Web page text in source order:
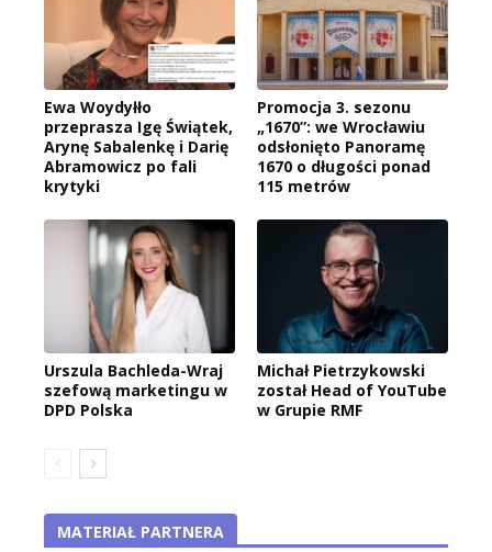
Ewa Woydyłło
przeprasza Igę Świątek,
Arynę Sabalenkę i Darię
Abramowicz po fali
krytyki
Promocja 3. sezonu
„1670”: we Wrocławiu
odsłonięto Panoramę
1670 o długości ponad
115 metrów
Urszula Bachleda-Wraj
szefową marketingu w
DPD Polska
Michał Pietrzykowski
został Head of YouTube
w Grupie RMF
MATERIAŁ PARTNERA